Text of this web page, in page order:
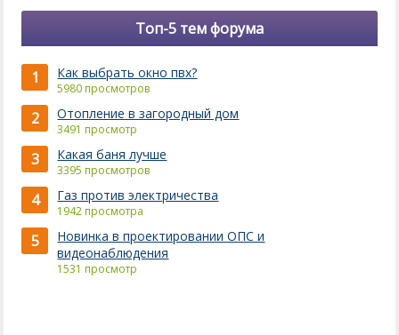
Топ-5 тем форума
1 Как выбрать окно пвх?
5980 просмотров
2 Отопление в загородный дом
3491 просмотр
3 Какая баня лучше
3395 просмотров
4 Газ против электричества
1942 просмотра
5
Новинка в проектировании ОПС и
видеонаблюдения
1531 просмотр